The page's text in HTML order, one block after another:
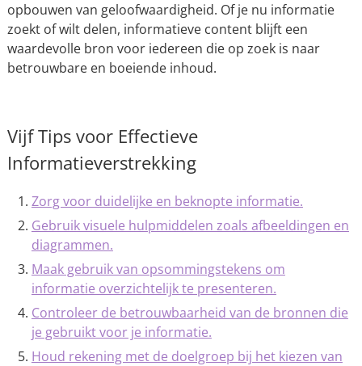
opbouwen van geloofwaardigheid. Of je nu informatie
zoekt of wilt delen, informatieve content blijft een
waardevolle bron voor iedereen die op zoek is naar
betrouwbare en boeiende inhoud.
Vijf Tips voor Effectieve
Informatieverstrekking
Zorg voor duidelijke en beknopte informatie.
Gebruik visuele hulpmiddelen zoals afbeeldingen en
diagrammen.
Maak gebruik van opsommingstekens om
informatie overzichtelijk te presenteren.
Controleer de betrouwbaarheid van de bronnen die
je gebruikt voor je informatie.
Houd rekening met de doelgroep bij het kiezen van